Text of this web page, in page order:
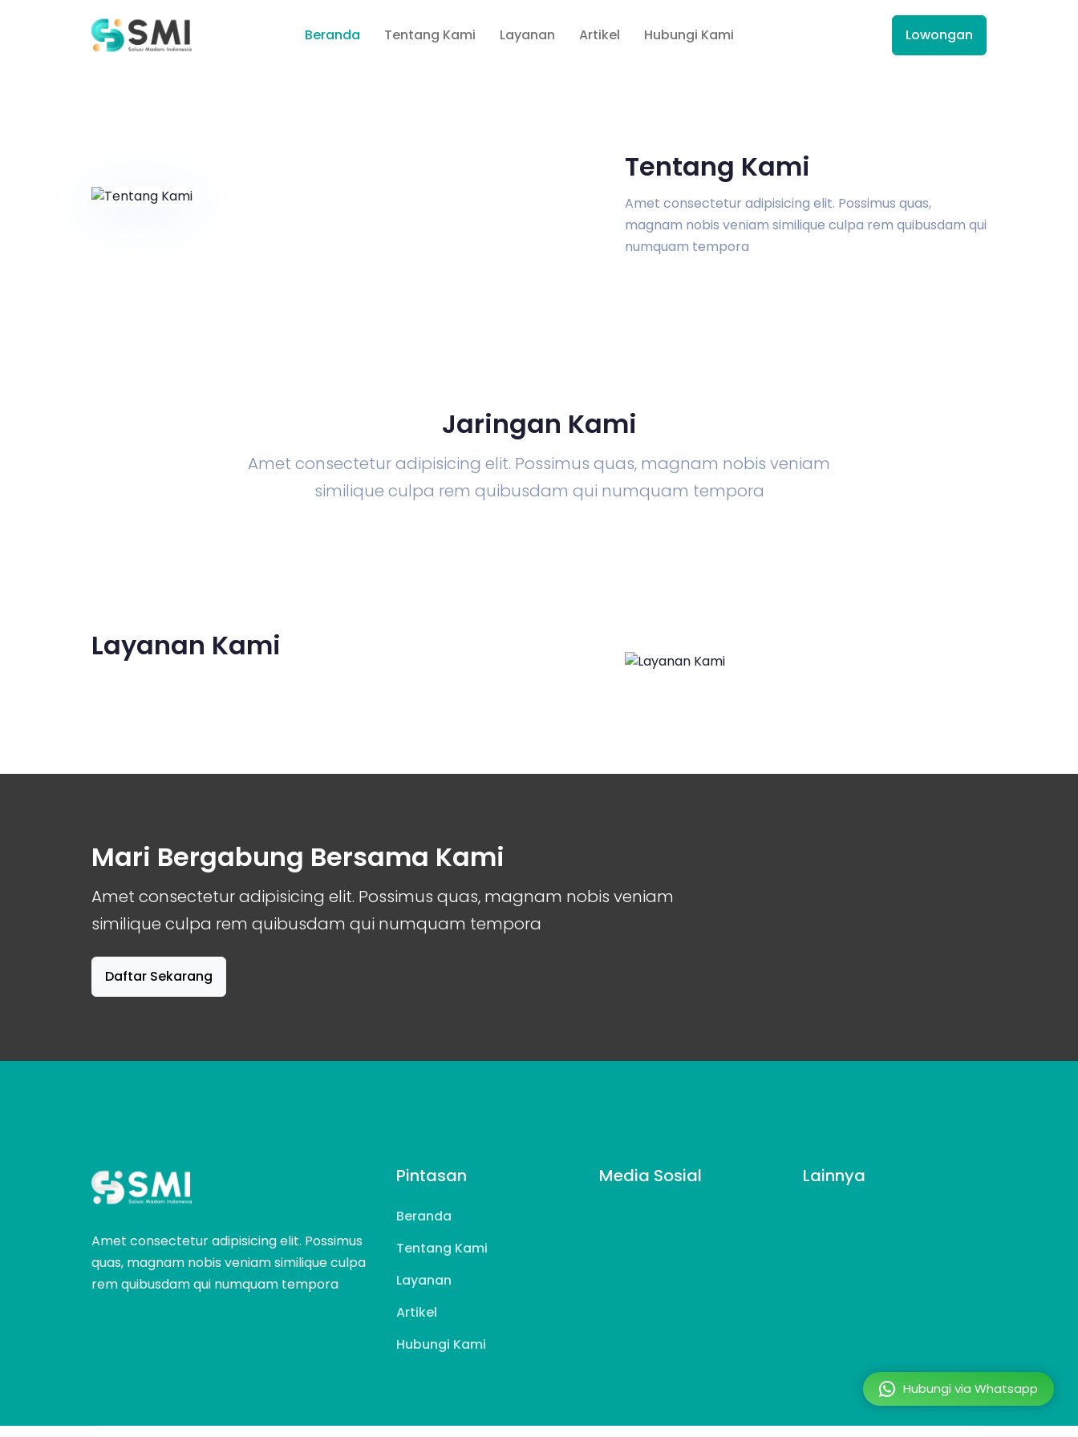
Beranda Tentang Kami Layanan Artikel Hubungi Kami Lowongan
Tentang Kami
Amet consectetur adipisicing elit. Possimus quas,
magnam nobis veniam similique culpa rem quibusdam qui
numquam tempora
Jaringan Kami
Amet consectetur adipisicing elit. Possimus quas, magnam nobis veniam
similique culpa rem quibusdam qui numquam tempora
Layanan Kami
Mari Bergabung Bersama Kami
Amet consectetur adipisicing elit. Possimus quas, magnam nobis veniam
similique culpa rem quibusdam qui numquam tempora
Daftar Sekarang
Amet consectetur adipisicing elit. Possimus
quas, magnam nobis veniam similique culpa
rem quibusdam qui numquam tempora
Pintasan
Beranda
Tentang Kami
Layanan
Artikel
Hubungi Kami
Media Sosial Lainnya
Hubungi via Whatsapp